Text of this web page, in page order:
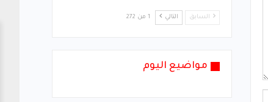
السابق التالي 1 من 272
مواضيع اليوم